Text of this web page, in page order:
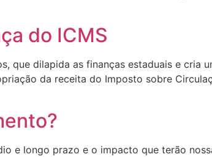
do ICMS
que dilapida as finanças estaduais e cria
da receita do Imposto sobre
e longo prazo e o impacto que terão